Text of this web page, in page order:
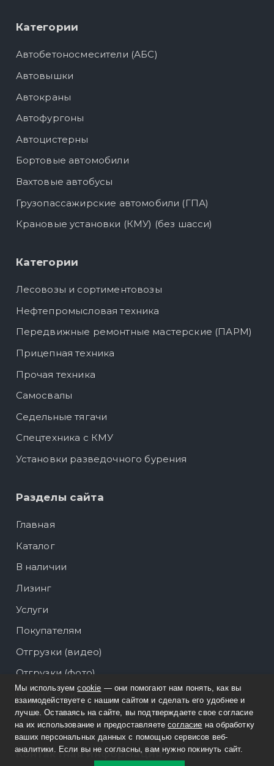
Категории
Автобетоносмесители (АБС)
Автовышки
Автокраны
Автофургоны
Автоцистерны
Бортовые автомобили
Вахтовые автобусы
Грузопассажирские автомобили (ГПА)
Крановые установки (КМУ) (без шасси)
Категории
Лесовозы и сортиментовозы
Нефтепромысловая техника
Передвижные ремонтные мастерские (ПАРМ)
Прицепная техника
Прочая техника
Самосвалы
Седельные тягачи
Спецтехника с КМУ
Установки разведочного бурения
Разделы сайта
Главная
Каталог
В наличии
Лизинг
Услуги
Покупателям
Отгрузки (видео)
Отгрузки (фото)
О компании
Контакты
Контактная информация
Мы используемcookie — они помогают нам понять, как вы
взаимодействуете с нашим сайтом и сделать его удобнее и
лучше. Оставаясь на сайте, вы подтверждаете свое согласие
на их использование и предоставляетесогласие на обработку
ваших персональных данных с помощью сервисов веб-
аналитики. Если вы не согласны, вам нужно покинуть сайт.